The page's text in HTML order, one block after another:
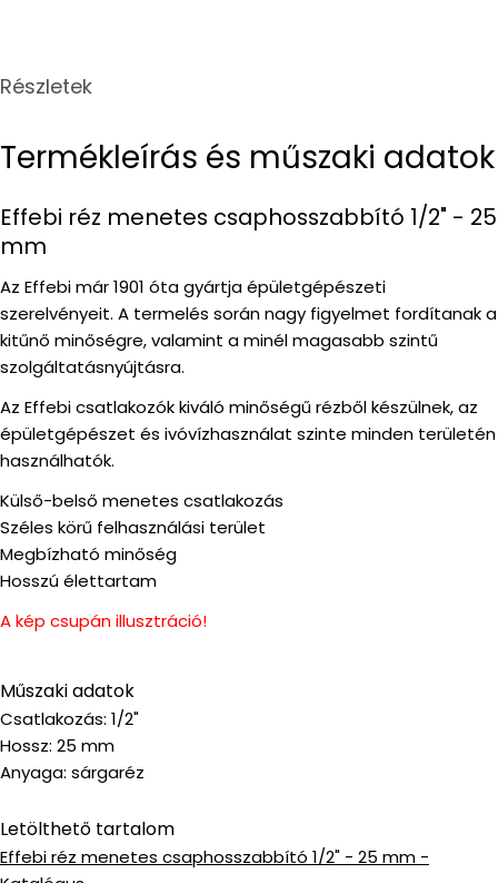
Részletek
Termékleírás és műszaki adatok
Effebi réz menetes csaphosszabbító 1/2" - 25
mm
Az Effebi már 1901 óta gyártja épületgépészeti
szerelvényeit. A termelés során nagy figyelmet fordítanak a
kitűnő minőségre, valamint a minél magasabb szintű
szolgáltatásnyújtásra.
Az Effebi csatlakozók kiváló minőségű rézből készülnek, az
épületgépészet és ivóvízhasználat szinte minden területén
használhatók.
Külső-belső menetes csatlakozás
Széles körű felhasználási terület
Megbízható minőség
Hosszú élettartam
A kép csupán illusztráció!
Műszaki adatok
Csatlakozás: 1/2"
Hossz: 25 mm
Anyaga: sárgaréz
Letölthető tartalom
Effebi réz menetes csaphosszabbító 1/2" - 25 mm -